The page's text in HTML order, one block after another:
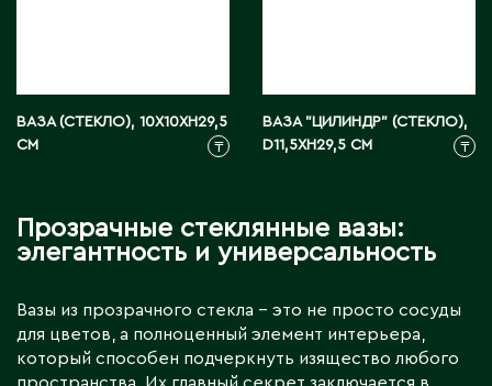
ВАЗА (СТЕКЛО), 10X10XH29,5
СМ
₸
ВАЗА "ЦИЛИНДР" (СТЕКЛО),
D11,5XH29,5 СМ
₸
Прозрачные стеклянные вазы:
элегантность и универсальность
Вазы из прозрачного стекла – это не просто сосуды
для цветов, а полноценный элемент интерьера,
который способен подчеркнуть изящество любого